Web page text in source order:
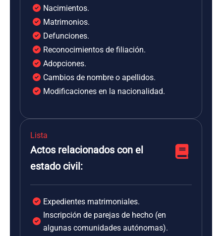
Nacimientos.
Matrimonios.
Defunciones.
Reconocimientos de filiación.
Adopciones.
Cambios de nombre o apellidos.
Modificaciones en la nacionalidad.
Lista
Actos relacionados con el
estado civil:
Expedientes matrimoniales.
Inscripción de parejas de hecho (en
algunas comunidades autónomas).